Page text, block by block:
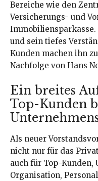
Bereiche wie den
Versicherungs- und
Immobiliensparkasse.
und sein tiefes
Kunden machen ihn
Nachfolge von Hans
Ein breites
Top-Kunden
Als neuer
nicht nur für das
auch für Top-Kunden,
Organisation,